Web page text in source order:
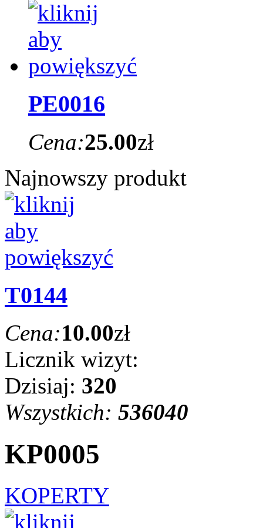
PE0016
Cena:25.00zł
Najnowszy produkt
T0144
Cena:10.00zł
Licznik wizyt:
Dzisiaj: 320
Wszystkich: 536040
KP0005
KOPERTY